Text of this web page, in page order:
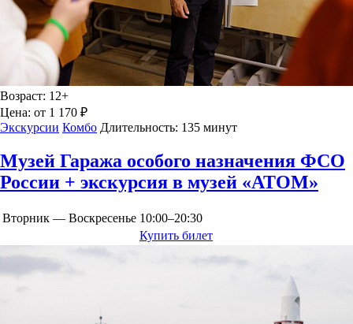
Возраст: 12+
Цена: от 1 170 ₽
Экскурсии Комбо Длительность: 135 минут
Музей Гаража особого назначения ФСО
России + экскурсия в музей «АТОМ»
Вторник — Воскресенье 10:00–20:30
Купить билет